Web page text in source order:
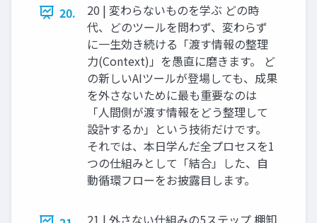
20.
20 | 変わらないものを学ぶ どの時
代、どのツールを問わず、変わらず
に一生効き続ける「渡す情報の整理
力(Context)」を愚直に磨きます。 ど
の新しいAIツールが登場しても、成果
を外さないために最も重要なのは
「人間側が渡す情報をどう整理して
設計するか」という技術だけです。
それでは、本日学んだ全プロセスを1
つの仕組みとして「結合」した、自
動循環フローをお披露目します。
21 | 外さない仕組みの5ステップ 棚卸